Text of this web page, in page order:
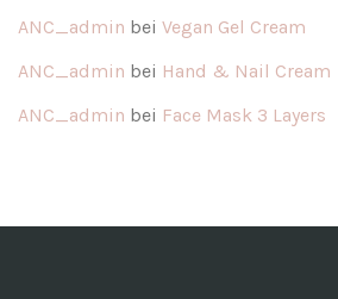
ANC_admin bei Vegan Gel Cream
ANC_admin bei Hand & Nail Cream
ANC_admin bei Face Mask 3 Layers